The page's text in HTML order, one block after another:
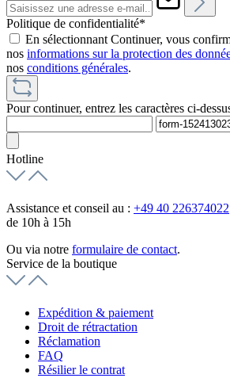
Politique de confidentialité*
En sélectionnant Continuer, vous
nos informations sur la protection des
nos conditions générales.
Pour continuer, entrez les caractères ci-
Hotline
Assistance et conseil au : +49 40 226374022
de 10h à 15h
Ou via notre formulaire de contact.
Service de la boutique
Expédition & paiement
Droit de rétractation
Réclamation
FAQ
Résilier le contrat